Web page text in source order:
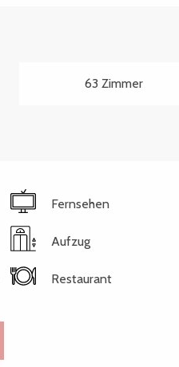
63 Zimmer
Fernsehen
Aufzug
Restaurant